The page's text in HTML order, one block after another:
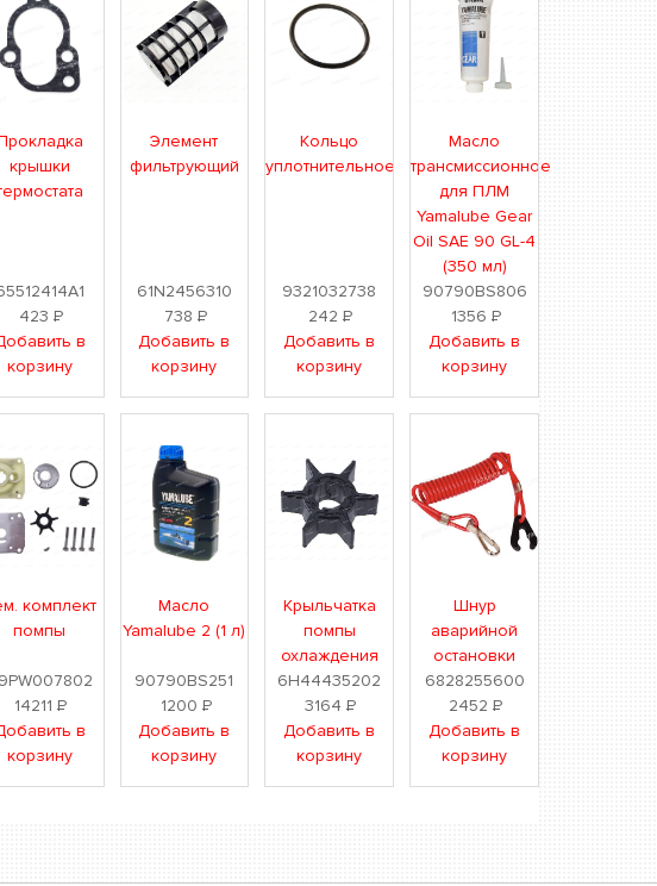
крышки
423 Р
в
корзину
Элемент
фильтрующий
61N2456310
738Р
Добавить в
корзину
Кольцо
уплотнительное
9321032738
242Р
Добавить в
корзину
Масло
трансмиссионное
для ПЛМ
Yamalube Gear
Oil SAE 90 GL-4
(350 мл)
90790BS806
1356 Р
Добавить в
корзину
комплект
помпы
14211Р
в
корзину
Масло
Yamalube 2 (1 л)
90790BS251
1200 Р
Добавить в
корзину
Крыльчатка
помпы
охлаждения
6H44435202
3164Р
Добавить в
корзину
Шнур
аварийной
остановки
6828255600
2452Р
Добавить в
корзину